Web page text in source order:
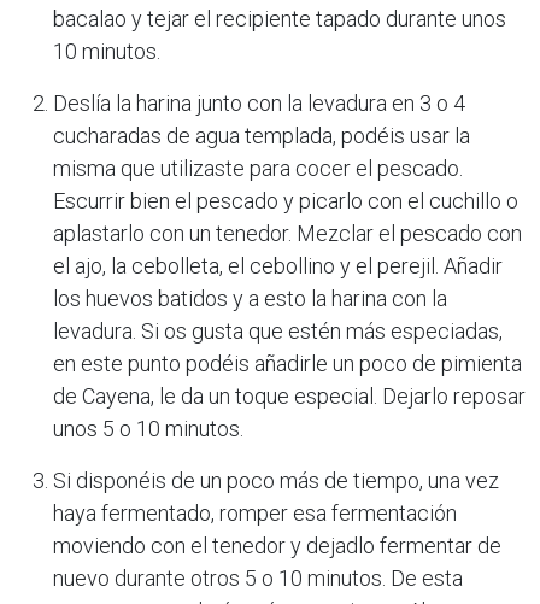
bacalao y tejar el recipiente tapado durante unos
10 minutos.
Deslía la harina junto con la levadura en 3 o 4
cucharadas de agua templada, podéis usar la
misma que utilizaste para cocer el pescado.
Escurrir bien el pescado y picarlo con el cuchillo o
aplastarlo con un tenedor. Mezclar el pescado con
el ajo, la cebolleta, el cebollino y el perejil. Añadir
los huevos batidos y a esto la harina con la
levadura. Si os gusta que estén más especiadas,
en este punto podéis añadirle un poco de pimienta
de Cayena, le da un toque especial. Dejarlo reposar
unos 5 o 10 minutos.
Si disponéis de un poco más de tiempo, una vez
haya fermentado, romper esa fermentación
moviendo con el tenedor y dejadlo fermentar de
nuevo durante otros 5 o 10 minutos. De esta